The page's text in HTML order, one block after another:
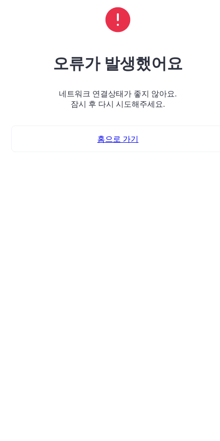
오류가 발생했어요
네트워크 연결상태가 좋지 않아요.
잠시 후 다시 시도해주세요.
홈으로 가기